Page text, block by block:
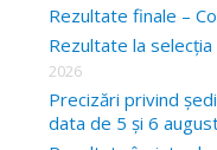
Rezultate finale –
Rezultate la
2026
Precizări privind
data de 5 și 6